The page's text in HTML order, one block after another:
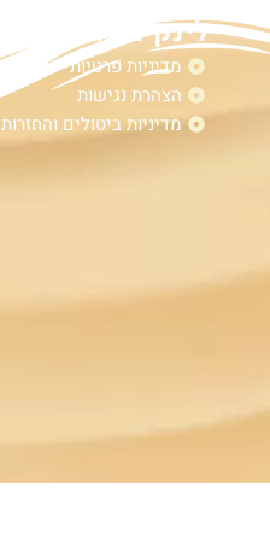
לינקים נוספים
מדיניות פרטיות
הצהרת נגישות
מדיניות ביטולים והחזרות